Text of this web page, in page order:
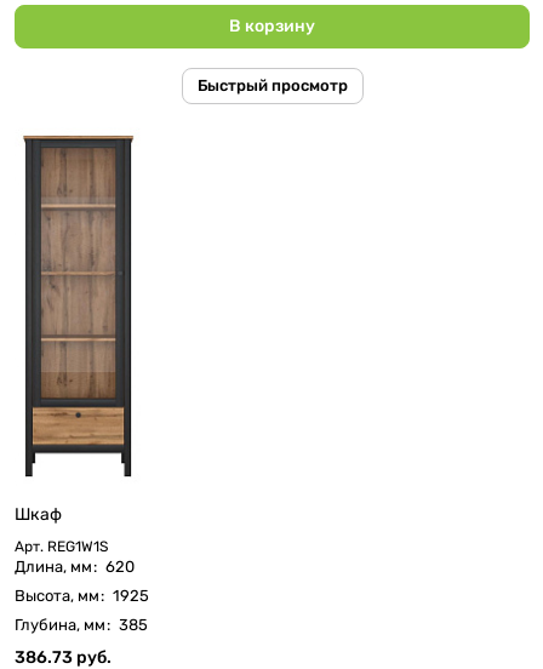
В корзину
Быстрый просмотр
Шкаф
Арт. REG1W1S
Длина, мм: 620
Высота, мм: 1925
Глубина, мм: 385
386.73 руб.